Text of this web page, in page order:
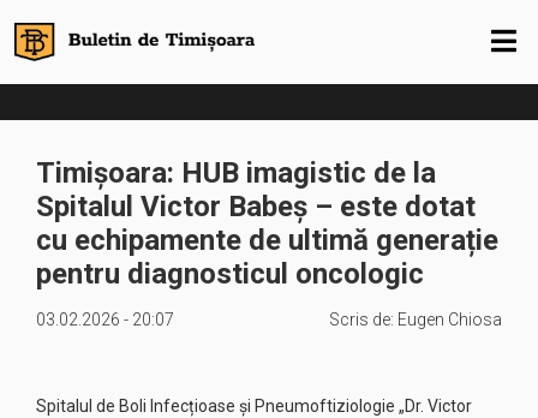
Timișoara: HUB imagistic de la
Spitalul Victor Babeș – este dotat
cu echipamente de ultimă generație
pentru diagnosticul oncologic
03.02.2026 - 20:07 Scris de: Eugen Chiosa
Spitalul de Boli Infecțioase și Pneumoftiziologie „Dr. Victor